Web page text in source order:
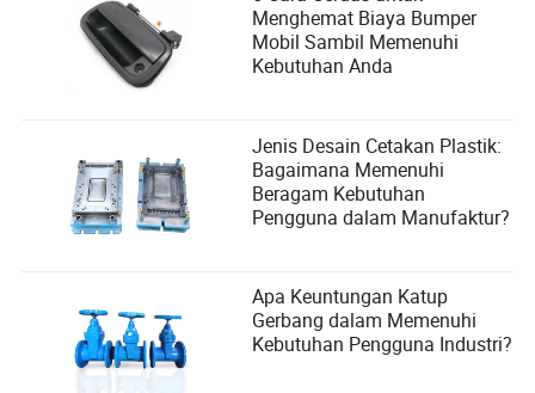
Menghemat Biaya Bumper
Mobil Sambil Memenuhi
Kebutuhan Anda
Jenis Desain Cetakan Plastik:
Bagaimana Memenuhi
Beragam Kebutuhan
Pengguna dalam Manufaktur?
Apa Keuntungan Katup
Gerbang dalam Memenuhi
Kebutuhan Pengguna Industri?